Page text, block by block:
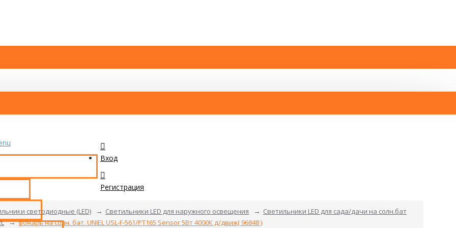
Вход
Регистрация
светодиодные (LED) Светильники LED для наружного освещения
Светильники LED для сада/дачи на солн.бат
фонарь на солн. бат. UNIEL USL-F-561/PT165 Sensor 5Вт 4000К д/движ( 96848 )